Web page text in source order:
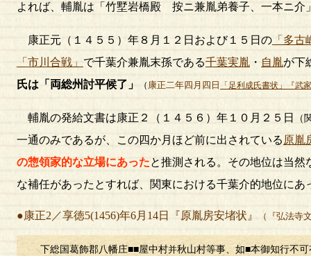
よれば、輔胤は「竹墅岩橋殿 按ニ兼胤弟養子、一本ニ介
康正元（１４５５）年８月１２日および１５日の 「多
「市川合戦」 で千葉介兼胤末孫である千葉実胤 ・ 自胤が下
氏は「両総州討平候了」
（ 康正二年四月四日 「足利成氏書状」『武
輔胤の発給文書は康正２（１４５６）年１０月２５日 （
一通のみであるが、この四か月ほど前に出されている 原胤
の惣領家的な立場にあったと推測される。その地位は当然
な補任があったとすれば、関東における千葉介的地位にあ
●康正2／享徳5(1456)年6月14日『原胤房安堵状』 （『弘法寺
下総国葛飾郡八幡庄■■屋中村并秋山村等事、如■本御知行不